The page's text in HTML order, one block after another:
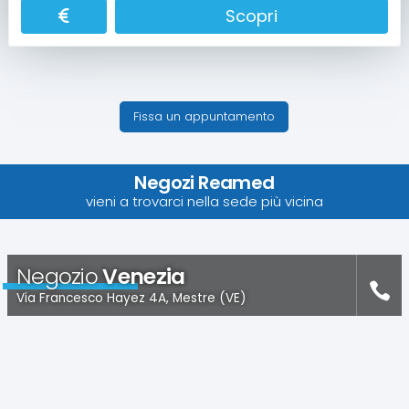
Scopri
Fissa un appuntamento
Negozi Reamed
vieni a trovarci nella sede più vicina
NegozioVenezia
Via Francesco Hayez 4A, Mestre (VE)